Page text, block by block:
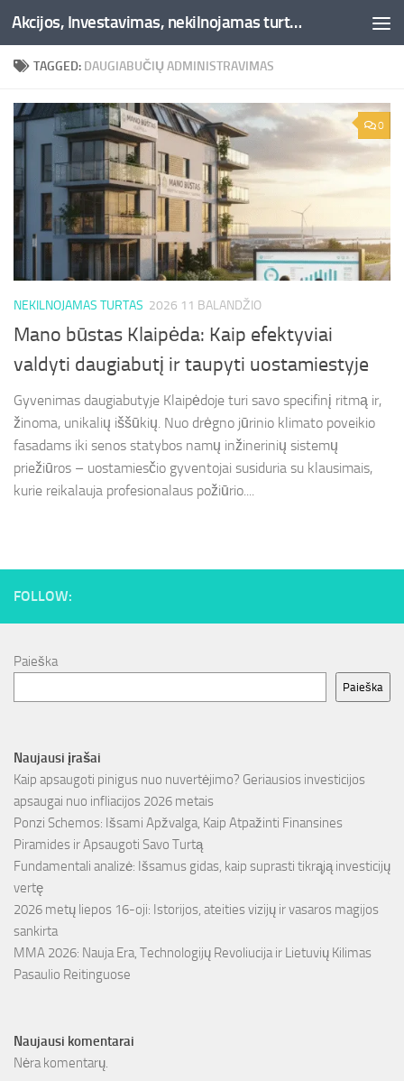
Skip to content Akcijos, Investavimas, nekilnojamas turtas, kriptovaliutos - Besociai.lt
TAGGED: DAUGIABUČIŲ ADMINISTRAVIMAS
0
NEKILNOJAMAS TURTAS 2026 11 BALANDŽIO
Mano būstas Klaipėda: Kaip efektyviai
valdyti daugiabutį ir taupyti uostamiestyje
Gyvenimas daugiabutyje Klaipėdoje turi savo specifinį ritmą ir,
žinoma, unikalių iššūkių. Nuo drėgno jūrinio klimato poveikio
fasadams iki senos statybos namų inžinerinių sistemų
priežiūros – uostamiesčio gyventojai susiduria su klausimais,
kurie reikalauja profesionalaus požiūrio....
FOLLOW:
Paieška
Paieška
Naujausi įrašai
Kaip apsaugoti pinigus nuo nuvertėjimo? Geriausios investicijos
apsaugai nuo infliacijos 2026 metais
Ponzi Schemos: Išsami Apžvalga, Kaip Atpažinti Finansines
Piramides ir Apsaugoti Savo Turtą
Fundamentali analizė: Išsamus gidas, kaip suprasti tikrąją investicijų
vertę
2026 metų liepos 16-oji: Istorijos, ateities vizijų ir vasaros magijos
sankirta
MMA 2026: Nauja Era, Technologijų Revoliucija ir Lietuvių Kilimas
Pasaulio Reitinguose
Naujausi komentarai
Nėra komentarų.